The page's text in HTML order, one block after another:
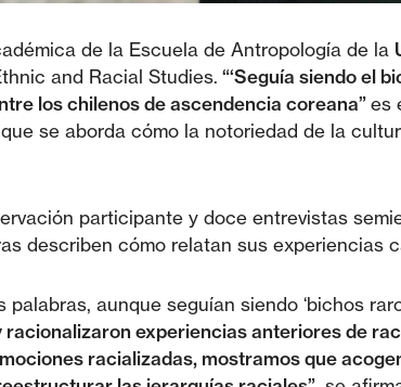
de la Escuela de Antropología de la
and Racial Studies. “‘Seguía siendo el
los chilenos de ascendencia coreana”es
se aborda cómo la notoriedad de la
participante y doce entrevistas
describen cómo relatan sus experiencias
palabras, aunque seguían siendo ‘bichos
racionalizaron experiencias anteriores de
racializadas, mostramos que